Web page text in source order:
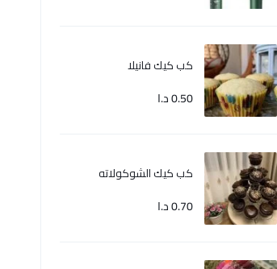
كب كيك فانيلا
0.50د.ا
كب كيك الشوكولاته
0.70د.ا